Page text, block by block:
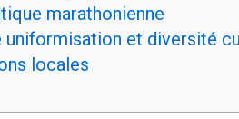
marathonienne
et diversité
locales